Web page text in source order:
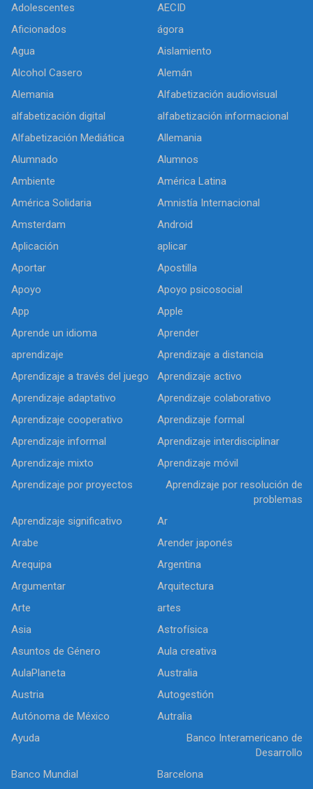
Adolescentes
AECID
Aficionados
ágora
Agua
Aislamiento
Alcohol Casero
Alemán
Alemania
Alfabetización audiovisual
alfabetización digital
alfabetización informacional
Alfabetización Mediática
Allemania
Alumnado
Alumnos
Ambiente
América Latina
América Solidaria
Amnistía Internacional
Amsterdam
Android
Aplicación
aplicar
Aportar
Apostilla
Apoyo
Apoyo psicosocial
App
Apple
Aprende un idioma
Aprender
aprendizaje
Aprendizaje a distancia
Aprendizaje a través del juego
Aprendizaje activo
Aprendizaje adaptativo
Aprendizaje colaborativo
Aprendizaje cooperativo
Aprendizaje formal
Aprendizaje informal
Aprendizaje interdisciplinar
Aprendizaje mixto
Aprendizaje móvil
Aprendizaje por proyectos
Aprendizaje por resolución de
problemas
Aprendizaje significativo
Ar
Arabe
Arender japonés
Arequipa
Argentina
Argumentar
Arquitectura
Arte
artes
Asia
Astrofísica
Asuntos de Género
Aula creativa
AulaPlaneta
Australia
Austria
Autogestión
Autónoma de México
Autralia
Ayuda
Banco Interamericano de
Desarrollo
Banco Mundial
Barcelona